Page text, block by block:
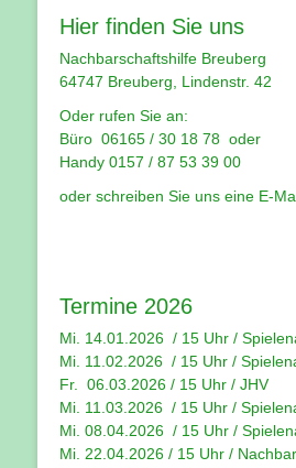
Hier finden Sie uns
Nachbarschaftshilfe Breuberg
64747 Breuberg, Lindenstr. 42
Oder rufen Sie an:
Büro 06165 / 30 18 78 oder
Handy 0157 / 87 53 39 00
oder schreiben Sie uns eine E-
Termine 2026
Mi. 14.01.2026 / 15 Uhr /
Mi. 11.02.2026 / 15 Uhr /
Fr. 06.03.2026 / 15 Uhr / JHV
Mi. 11.03.2026 / 15 Uhr /
Mi. 08.04.2026 / 15 Uhr /
Mi. 22.04.2026 / 15 Uhr /